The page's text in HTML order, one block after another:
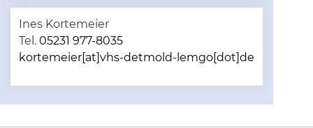
Ines Kortemeier
Tel. 05231 977-8035
kortemeier[at]vhs-detmold-lemgo[dot]de